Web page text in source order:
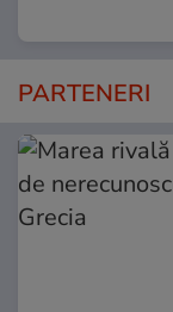
PARTENERI